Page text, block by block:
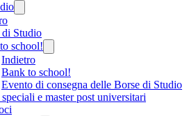
di Studio
school!
Indietro
Bank to school!
Evento di consegna delle Borse di Studio
e master post universitari